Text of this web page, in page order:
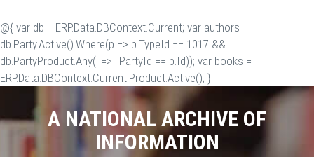
@{ var db = ERP.Data.DBContext.Current; var authors =
db.Party.Active().Where(p => p.TypeId == 1017 &&
db.PartyProduct.Any(i => i.PartyId == p.Id)); var books =
ERP.Data.DBContext.Current.Product.Active(); }
A NATIONAL ARCHIVE OF
INFORMATION